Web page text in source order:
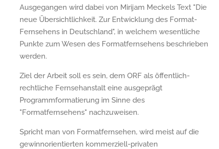
Ausgegangen wird dabei von Mirijam Meckels Text "Die
neue Übersichtlichkeit. Zur Entwicklung des Format-
Fernsehens in Deutschland", in welchem wesentliche
Punkte zum Wesen des Formatfernsehens beschrieben
werden.
Ziel der Arbeit soll es sein, dem ORF als öffentlich-
rechtliche Fernsehanstalt eine ausgeprägt
Programmformatierung im Sinne des
"Formatfernsehens" nachzuweisen.
Spricht man von Formatfernsehen, wird meist auf die
gewinnorientierten kommerziell-privaten